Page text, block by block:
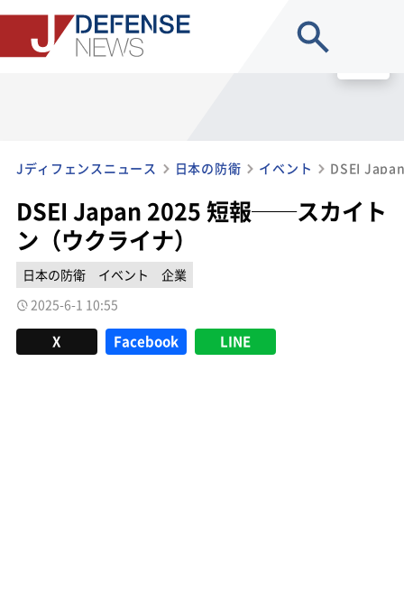
Jディフェンスニュース 日本の防衛 イベント
DSEI Japan 2025 短報──スカイト
ン（ウクライナ）
日本の防衛 イベント
企業
2025-6-1 10:55
X Facebook LINE